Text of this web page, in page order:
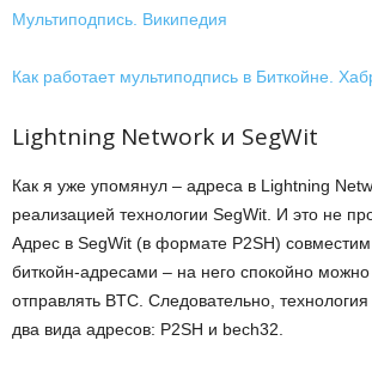
Мультиподпись. Википедия
Как работает мультиподпись в Биткойне.
Lightning Network и SegWit
Как я уже упомянул – адреса в Lightning
реализацией технологии SegWit. И это не
Адрес в SegWit (в формате P2SH)
биткойн-адресами – на него спокойно можно
отправлять BTC. Следовательно,
два вида адресов: P2SH и bech32.